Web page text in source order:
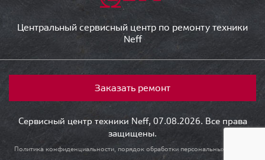
Центральный сервисный центр по ремонту техники
Neff
Заказать ремонт
Сервисный центр техники Neff, 07.08.2026. Все права
защищены.
Политика конфиденциальности, порядок обработки персональных данных